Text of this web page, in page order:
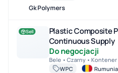
Gk Polymers
Plastic Composite Profiles For
Sell
Plastic Composite
Continuous Supply
Do negocjacji
Bele • Czarny • Kontener
WPC
Rumunia